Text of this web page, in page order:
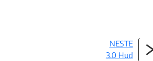
NESTE
3.0 Hud